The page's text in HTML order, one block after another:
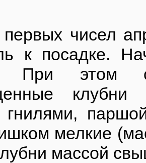
чисел
к посадке.
При этом
мелкие
массой